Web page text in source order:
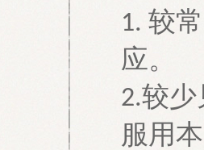
1. 较
应。
2.较少
服用